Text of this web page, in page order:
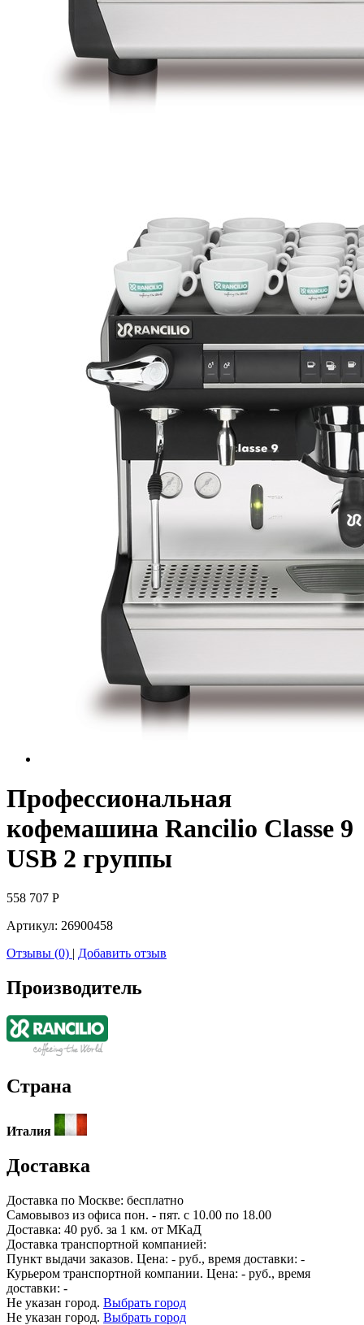
Профессиональная
кофемашина Rancilio Classe 9
USB 2 группы
558 707 Р
Артикул: 26900458
Отзывы (0) | Добавить отзыв
Производитель
Страна
Италия
Доставка
Доставка по Москве: бесплатно
Самовывоз из офиса пон. - пят. с 10.00 по 18.00
Доставка: 40 руб. за 1 км. от МКаД
Доставка транспортной компанией:
Пункт выдачи заказов. Цена: - руб., время доставки: -
Курьером транспортной компании. Цена: - руб., время
доставки: -
Не указан город. Выбрать город
Не указан город. Выбрать город